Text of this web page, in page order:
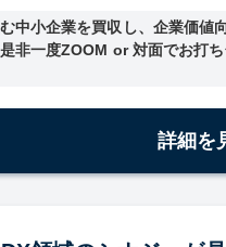
中小企業を買収し、企業価
非一度ZOOM or 対面でお打
詳細を